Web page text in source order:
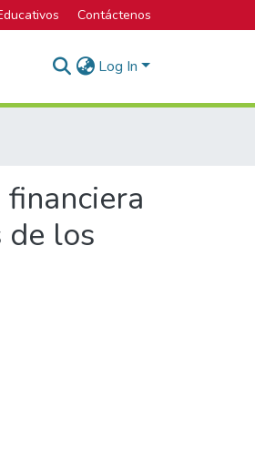
Contáctenos
Log In
de los